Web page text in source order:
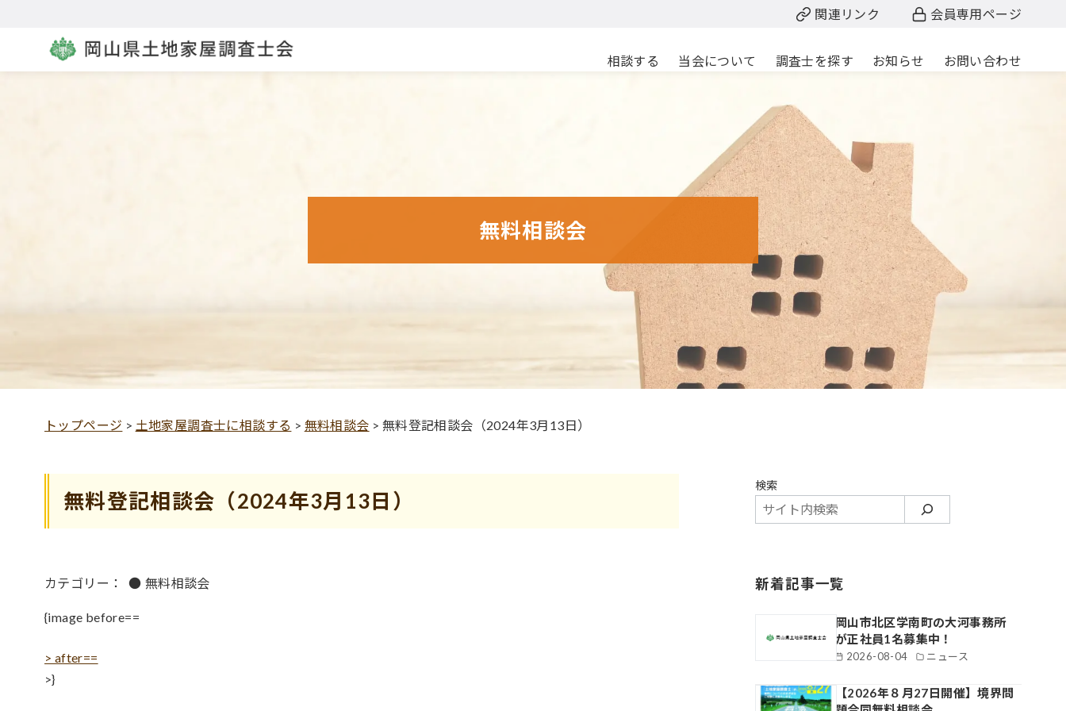
関連リンク 会員専用ページ
相談する 当会について 調査士を探す お知らせ お問い合わせ
無料相談会
トップページ > 土地家屋調査士に相談する > 無料相談会 > 無料登記相談会（2024年3月13日）
無料登記相談会（2024年3月13日）
カテゴリー： ● 無料相談会
{image before==
> after==
>}
検索
新着記事一覧
2026-08-04 ニュース
岡山市北区学南町の大河事務所
が正社員1名募集中！
【2026年８月27日開催】境界問